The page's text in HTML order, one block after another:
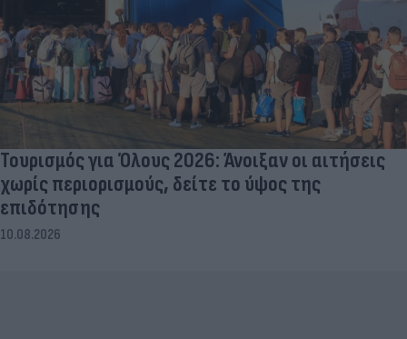
Τουρισμός για Όλους 2026: Άνοιξαν οι αιτήσεις
χωρίς περιορισμούς, δείτε το ύψος της
επιδότησης
10.08.2026